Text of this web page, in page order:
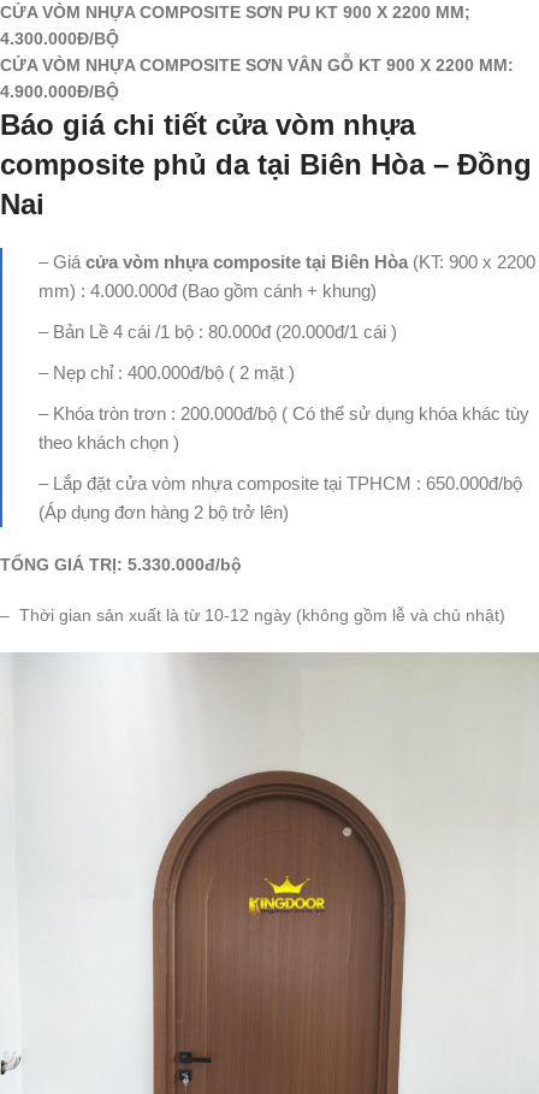
CỬA VÒM NHỰA COMPOSITE SƠN PU KT 900 X 2200 MM;
4.300.000Đ/BỘ
CỬA VÒM NHỰA COMPOSITE SƠN VÂN GỖ KT 900 X 2200 MM:
4.900.000Đ/BỘ
Báo giá chi tiết cửa vòm nhựa
composite phủ da tại Biên Hòa – Đồng
Nai
– Giá cửa vòm nhựa composite tại Biên Hòa (KT: 900 x 2200
mm) : 4.000.000đ (Bao gồm cánh + khung)
– Bản Lề 4 cái /1 bộ : 80.000đ (20.000đ/1 cái )
– Nẹp chỉ : 400.000đ/bộ ( 2 mặt )
– Khóa tròn trơn : 200.000đ/bộ ( Có thể sử dụng khóa khác tùy
theo khách chọn )
– Lắp đặt cửa vòm nhựa composite tại TPHCM : 650.000đ/bộ
(Áp dụng đơn hàng 2 bộ trở lên)
TỔNG GIÁ TRỊ: 5.330.000đ/bộ
– Thời gian sản xuất là từ 10-12 ngày (không gồm lễ và chủ nhật)